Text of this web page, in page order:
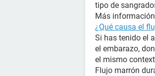
tipo de
Más
¿Qué causa el
Si has tenido el
el embarazo,
el mismo
Flujo marrón